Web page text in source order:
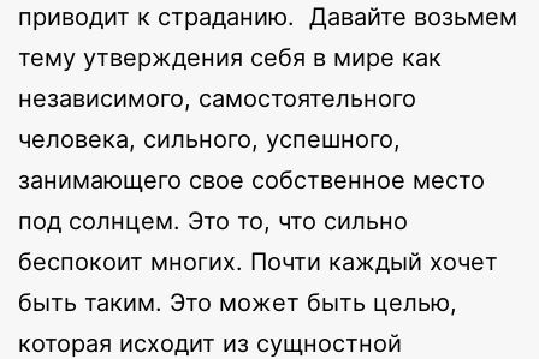
приводит к страданию. Давайте возьмем
тему утверждения себя в мире как
независимого, самостоятельного
человека, сильного, успешного,
занимающего свое собственное место
под солнцем. Это то, что сильно
беспокоит многих. Почти каждый хочет
быть таким. Это может быть целью,
которая исходит из сущностной